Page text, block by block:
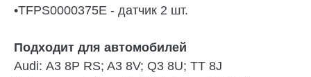
•TFPS0000375E - датчик 2 шт.
Подходит для автомобилей
Audi: A3 8P RS; A3 8V; Q3 8U; TT 8J